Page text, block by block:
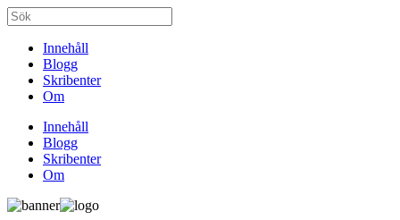
Innehåll
Blogg
Skribenter
Om
Innehåll
Blogg
Skribenter
Om